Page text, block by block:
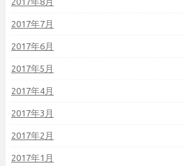
2017年7月
2017年6月
2017年5月
2017年4月
2017年3月
2017年2月
2017年1月